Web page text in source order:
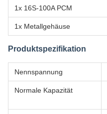
1x 16S-100A PCM
1x Metallgehäuse
Produktspezifikation
Nennspannung
Normale Kapazität